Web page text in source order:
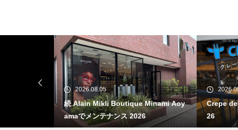
2026.08.05
続 Alain Mikli Boutique Minami Aoy
amaでメンテナンス 2026
Crepe
26
続 Alain Mikli Boutique Minami A
oyamaでメンテナンス 2026
Crepe de Girafeで毎度のクレー